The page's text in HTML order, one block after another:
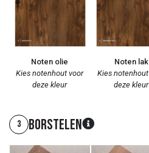
Noten olie
Kies notenhout voor
deze kleur
Noten lak
Kies
deze kleur
3 Borstelen